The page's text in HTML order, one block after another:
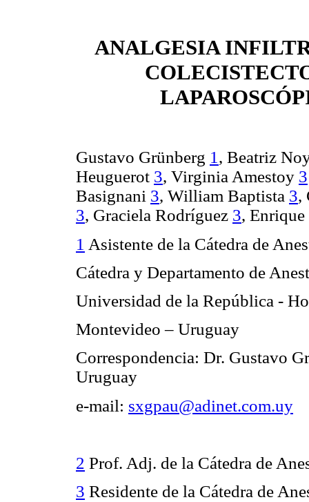
ANALGESIA
Gustavo Grünberg 1, Beatriz
Heuguerot 3, Virginia Amestoy 3
Basignani 3, William Baptista 3,
3, Graciela Rodríguez 3,
1 Asistente de la Cátedra de
Cátedra y Departamento de
Universidad de la República -
Montevideo – Uruguay
Correspondencia: Dr. Gustavo
Uruguay
e-mail: sxgpau@adinet.com.uy
2 Prof. Adj. de la Cátedra de
3 Residente de la Cátedra de